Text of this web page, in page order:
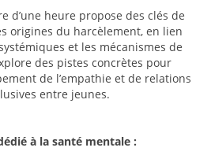
d’une heure propose des clés de
origines du harcèlement, en lien
et les mécanismes de
des pistes concrètes pour
de l’empathie et de relations
entre jeunes.
à la santé mentale :